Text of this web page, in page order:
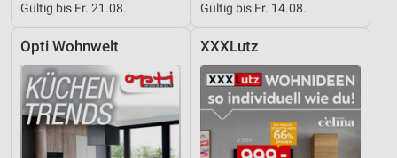
Gültig bis Fr. 21.08. Gültig bis Fr. 14.08.
Opti Wohnwelt XXXLutz